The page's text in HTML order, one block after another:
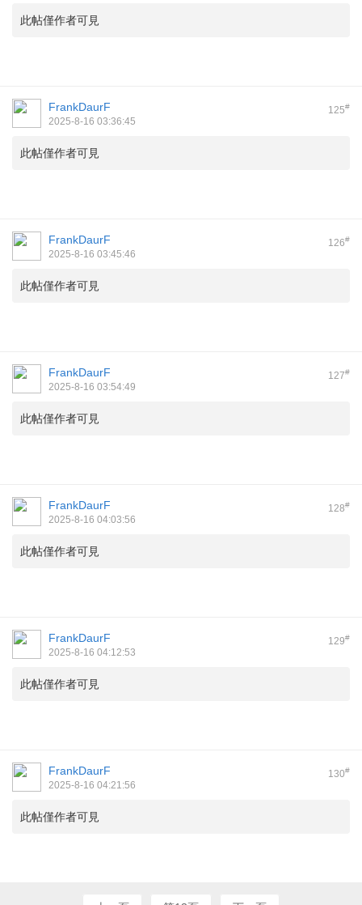
此帖僅作者可見
125#
FrankDaurF
2025-8-16 03:36:45
此帖僅作者可見
126#
FrankDaurF
2025-8-16 03:45:46
此帖僅作者可見
127#
FrankDaurF
2025-8-16 03:54:49
此帖僅作者可見
128#
FrankDaurF
2025-8-16 04:03:56
此帖僅作者可見
129#
FrankDaurF
2025-8-16 04:12:53
此帖僅作者可見
130#
FrankDaurF
2025-8-16 04:21:56
此帖僅作者可見